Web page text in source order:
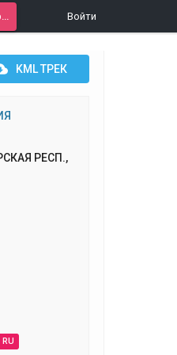
Войти
KMLТРЕК
РЕСП.,
RU